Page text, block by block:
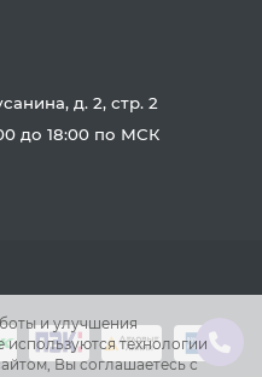
и улучшения
используются технологии
Вы соглашаетесь с
д. 2, стр. 2
до 18:00 по МСК